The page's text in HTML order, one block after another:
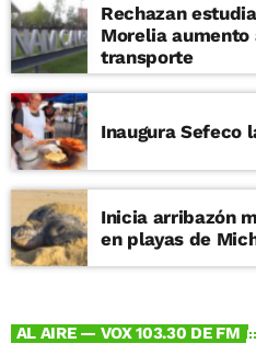
Rechazan
Morelia aumento arbitrario de pasaje del
transporte
Inaugura Sefeco
Inicia arribazón
en playas de
AL AIRE — VOX 103.30 DE FM